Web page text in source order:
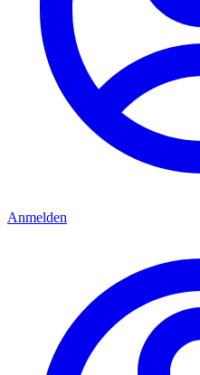
Anmelden